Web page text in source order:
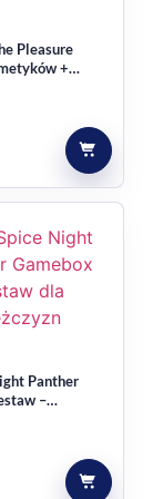
chcesz mieć
na co
kompletu
oraz
dla
Pleasure
+
Panther
–